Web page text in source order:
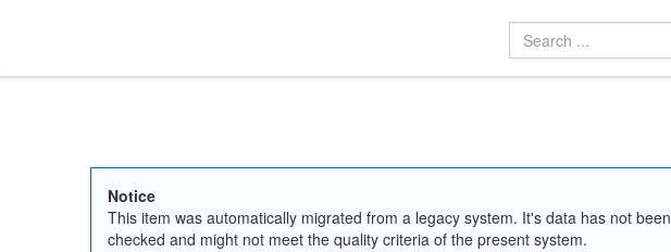
Notice
This item was automatically migrated from a legacy system. It's data has not been
checked and might not meet the quality criteria of the present system.